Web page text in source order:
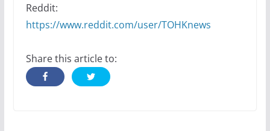
Reddit:
https://www.reddit.com/user/TOHKnews
Share this article to: